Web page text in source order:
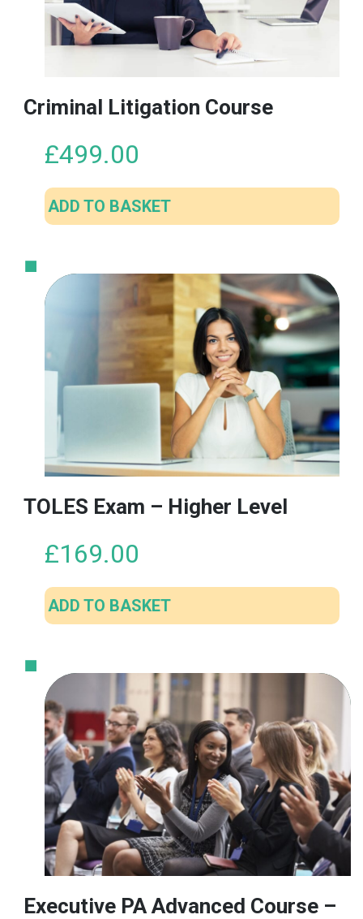
Criminal Litigation Course
£499.00
ADD TO BASKET
TOLES Exam – Higher Level
£169.00
ADD TO BASKET
Executive PA Advanced Course –